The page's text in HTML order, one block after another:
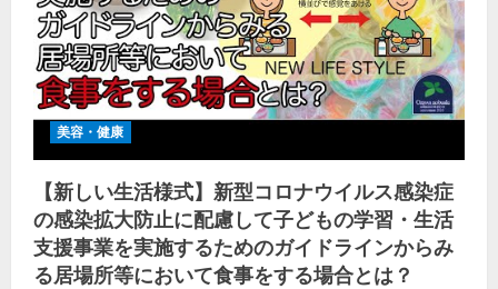
美容・健康
【新しい生活様式】新型コロナウイルス感染症
の感染拡大防止に配慮して子どもの学習・生活
支援事業を実施するためのガイドラインからみ
る居場所等において食事をする場合とは？